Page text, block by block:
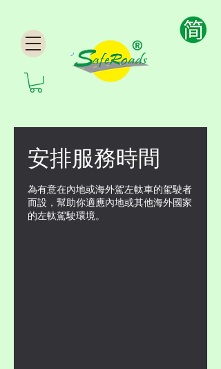
安排服務時間
為有意在內地或海外駕左軚車的駕駛者
而設，幫助你適應內地或其他海外國家
的左軚駕駛環境。